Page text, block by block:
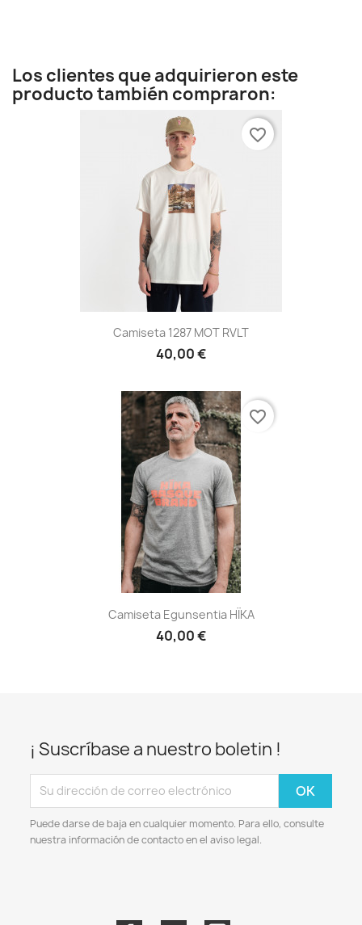
Los clientes que adquirieron este
producto también compraron:
Camiseta 1287 MOT RVLT
40,00 €
favorite_border
Camiseta Egunsentia HÏKA
40,00 €
favorite_border
¡ Suscríbase a nuestro boletin !
Puede darse de baja en cualquier momento. Para ello, consulte
nuestra información de contacto en el aviso legal.